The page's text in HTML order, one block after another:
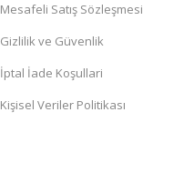
Mesafeli Satış Sözleşmesi
Gizlilik ve Güvenlik
İptal İade Koşullari
Kişisel Veriler Politikası